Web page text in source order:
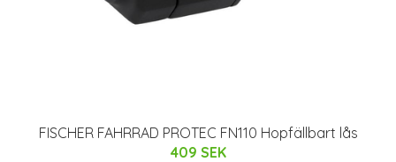
FISCHER FAHRRAD PROTEC FN110 Hopfällbart lås
409 SEK